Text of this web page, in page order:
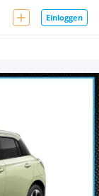
Einloggen